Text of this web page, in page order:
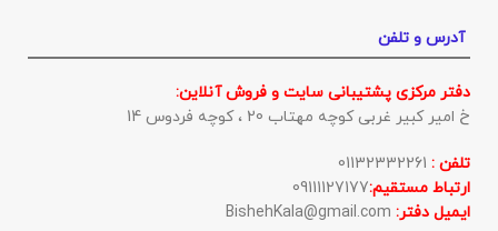
آدرس و تلفن
دفتر مرکزی پشتیبانی سایت و فروش آنلاین:
خ امیر کبیر غربی کوچه مهتاب 20 ، کوچه فردوس 14
تلفن :
ارتباط مستقیم:09111127177
ایمیل دفتر: